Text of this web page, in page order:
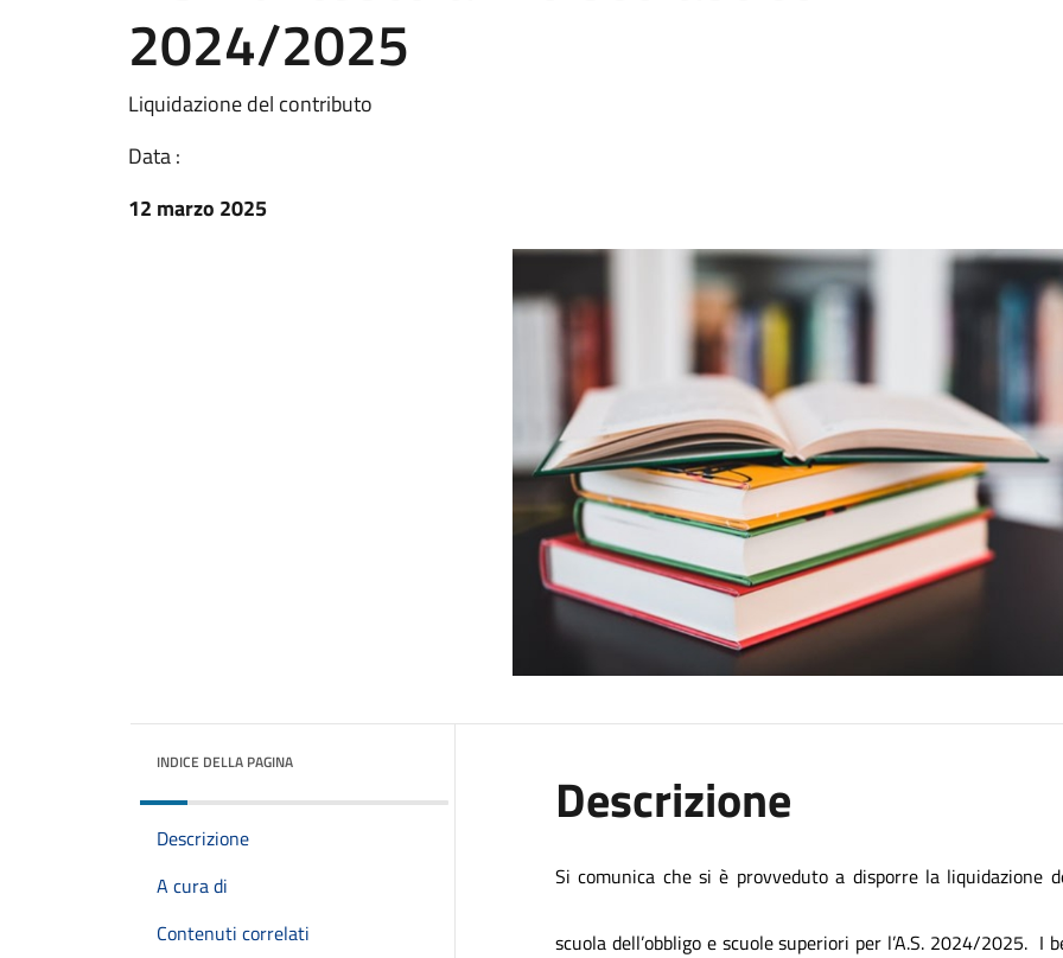
2024/2025
Liquidazione del contributo
Data :
12 marzo 2025
INDICE DELLA PAGINA
Descrizione
A cura di
Contenuti correlati
Descrizione
Si comunica che si è provveduto a disporre la liquidazione
scuola dell’obbligo e scuole superiori per l’A.S. 2024/2025. I